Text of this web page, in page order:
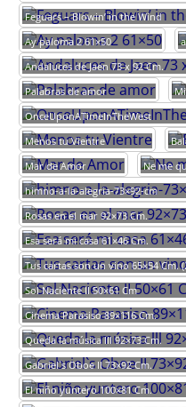
Feguars – Blowin’ in the Wind
Ay paloma 2 61×50
Andaluces de Jaen 73 x 92 Cm.
Palabras de amor
OnceUponATimeInTheWest
Menos tu Vientre
Mar de Amor
Ne me
himno-a-la-alegria-73×92-cm
Rosas en el mar 92×73 Cm.
Esa será mi casa 61×46 Cm.
Tus cartas son un vino 65×54 Cm.
Sol Naciente II 50×61 Cm
Cinema Parasiso 89×116 Cm.
Queda la música lll 92×73 Cm.
Gabriel`s Oboe II 73×92 Cm.
El niño yuntero 100×81 Cm.